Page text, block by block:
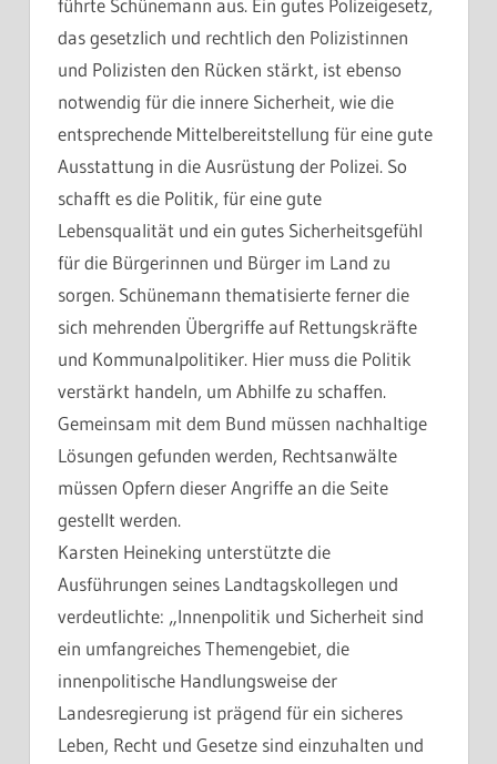
führte Schünemann aus. Ein gutes Polizeigesetz,
das gesetzlich und rechtlich den Polizistinnen
und Polizisten den Rücken stärkt, ist ebenso
notwendig für die innere Sicherheit, wie die
entsprechende Mittelbereitstellung für eine gute
Ausstattung in die Ausrüstung der Polizei. So
schafft es die Politik, für eine gute
Lebensqualität und ein gutes Sicherheitsgefühl
für die Bürgerinnen und Bürger im Land zu
sorgen. Schünemann thematisierte ferner die
sich mehrenden Übergriffe auf Rettungskräfte
und Kommunalpolitiker. Hier muss die Politik
verstärkt handeln, um Abhilfe zu schaffen.
Gemeinsam mit dem Bund müssen nachhaltige
Lösungen gefunden werden, Rechtsanwälte
müssen Opfern dieser Angriffe an die Seite
gestellt werden.
Karsten Heineking unterstützte die
Ausführungen seines Landtagskollegen und
verdeutlichte: „Innenpolitik und Sicherheit sind
ein umfangreiches Themengebiet, die
innenpolitische Handlungsweise der
Landesregierung ist prägend für ein sicheres
Leben, Recht und Gesetze sind einzuhalten und